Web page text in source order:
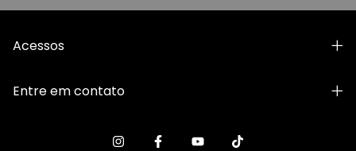
Acessos
Entre em contato